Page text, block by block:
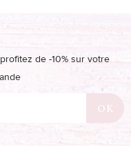
de -10% sur votre